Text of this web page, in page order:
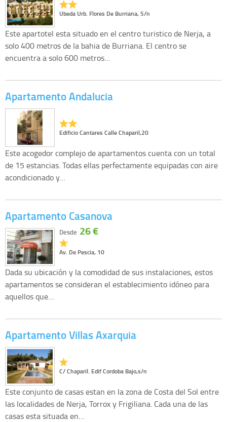
Ubeda Urb. Flores De Burriana, S/n
Este apartotel esta situado en el centro turistico de Nerja, a
solo 400 metros de la bahia de Burriana. El centro se
encuentra a solo 600 metros…
Apartamento Andalucia
Edificio Cantares Calle Chaparil,20
Este acogedor complejo de apartamentos cuenta con un total
de 15 estancias. Todas ellas perfectamente equipadas con aire
acondicionado y…
Apartamento Casanova
Av. De Pescia, 10
Desde 26 €
Dada su ubicación y la comodidad de sus instalaciones, estos
apartamentos se consideran el establecimiento idóneo para
aquellos que…
Apartamento Villas Axarquia
C/ Chaparil. Edif Cordoba Bajo,s/n
Este conjunto de casas estan en la zona de Costa del Sol entre
las localidades de Nerja, Torrox y Frigiliana. Cada una de las
casas esta situada en…